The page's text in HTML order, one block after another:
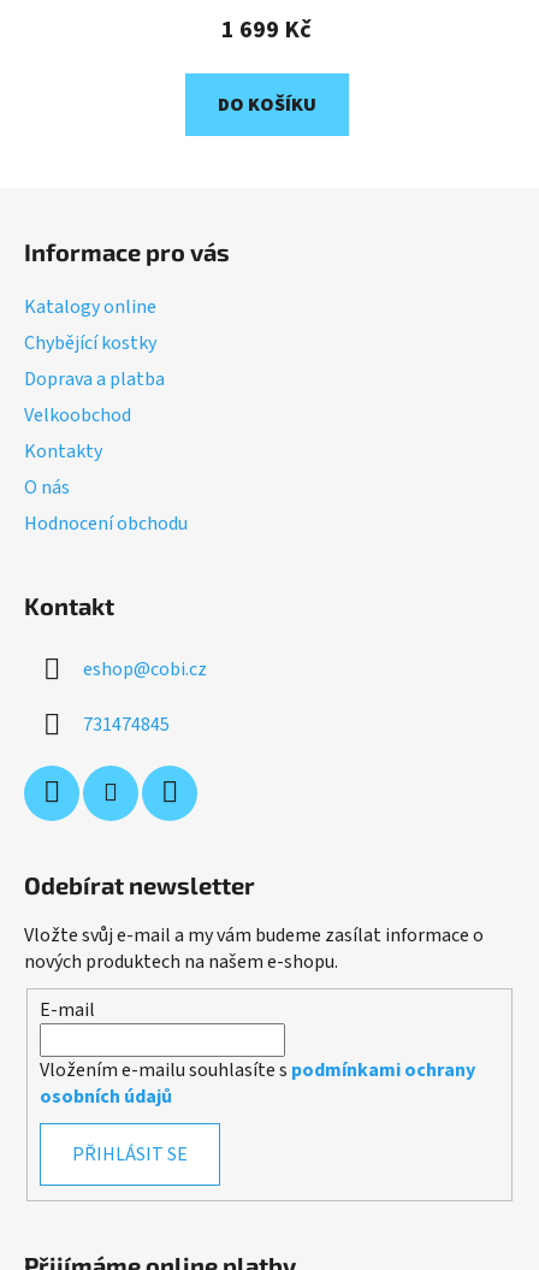
1 699 Kč
DO KOŠÍKU
Informace pro vás
Katalogy online
Chybějící kostky
Doprava a platba
Velkoobchod
Kontakty
O nás
Hodnocení obchodu
Kontakt
eshop@cobi.cz
731474845
Odebírat newsletter
Vložte svůj e-mail a my vám budeme zasílat informace o
nových produktech na našem e-shopu.
E-mail
Vložením e-mailu souhlasíte s podmínkami ochrany
osobních údajů
PŘIHLÁSIT SE